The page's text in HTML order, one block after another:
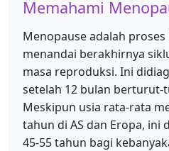
Memahami
Menopause adalah
menandai berakhirnya
masa reproduksi. Ini
setelah 12 bulan
Meskipun usia rata-rata
tahun di AS dan Eropa, ini
45-55 tahun bagi